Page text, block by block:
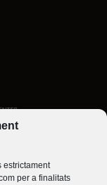
estrictament
per a finalitats